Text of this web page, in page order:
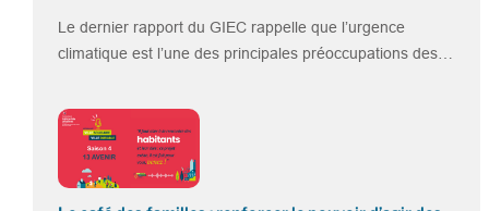
Le dernier rapport du GIEC rappelle que l’urgence
climatique est l’une des principales préoccupations des…